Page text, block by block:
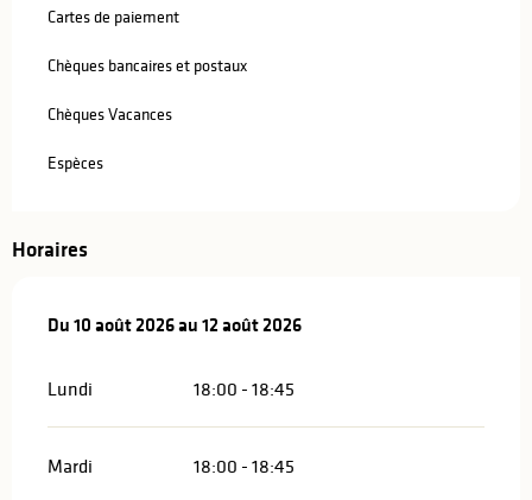
Cartes de paiement
Chèques bancaires et postaux
Chèques Vacances
Espèces
Horaires
Du10 août 2026au12 août 2026
Du10 août 2026au12 août 2026
Lundi 18:00 - 18:45
Mardi 18:00 - 18:45